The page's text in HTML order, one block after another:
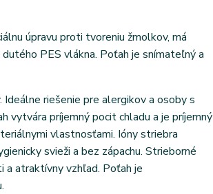
úpravu proti tvoreniu žmolkov, má
PES vlákna. Poťah je snímateľný a
riešenie pre alergikov a osoby s
vytvára príjemný pocit chladu a je príjemný
vlastnosťami. Ióny striebra
svieži a bez zápachu. Strieborné
a atraktívny vzhľad. Poťah je